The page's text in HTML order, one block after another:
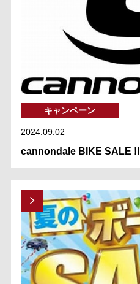
キャンペーン
2024.09.02
cannondale BIKE SALE !!